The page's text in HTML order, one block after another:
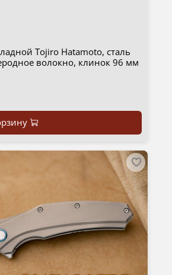
Tojiro Hatamoto, сталь
волокно, клинок 96 мм